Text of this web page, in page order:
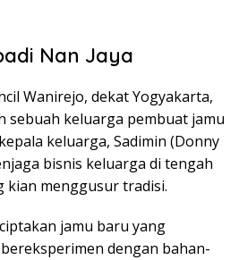
Nan Jaya
Wanirejo, dekatYogyakarta,
sebuah keluarga pembuat jamu
keluarga, Sadimin (Donny
bisnis keluarga di tengah
kian menggusur tradisi.
jamu baru yang
dengan bahan-